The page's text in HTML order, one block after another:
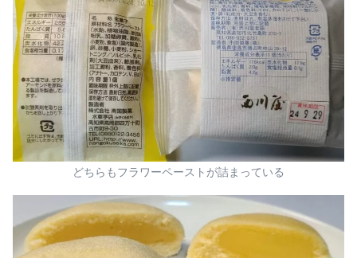
どちらもフラワーペーストが詰まっている